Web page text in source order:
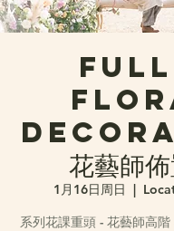
FULL
花藝師
1月16日周日
  |
系列花課重頭 - 花藝師高